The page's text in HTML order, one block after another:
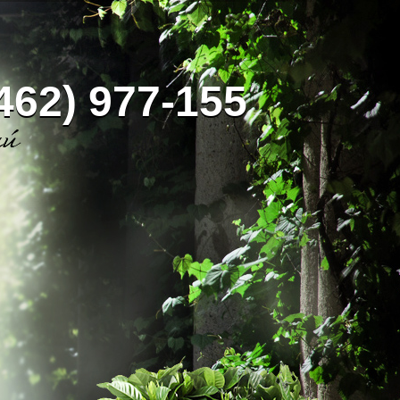
977-155